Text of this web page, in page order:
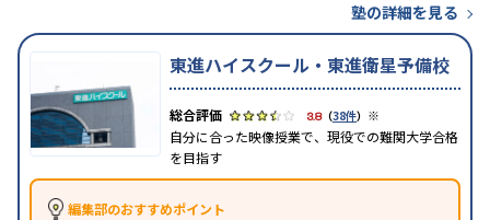
塾の詳細を見る
東進ハイスクール・東進衛星予備校
3.8（38件） ※
自分に合った映像授業で、現役での難関大学合格
を目指す
編集部のおすすめポイント